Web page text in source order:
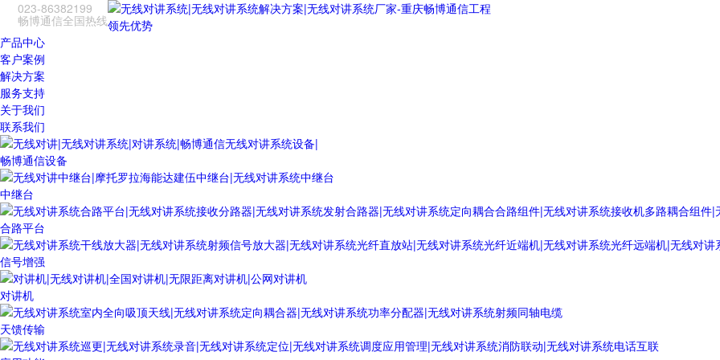
023-86382199
畅博通信全国热线领先优势
产品中心
客户案例
解决方案
服务支持
关于我们
联系我们
畅博通信设备
中继台
合路平台
信号增强
对讲机
天馈传输